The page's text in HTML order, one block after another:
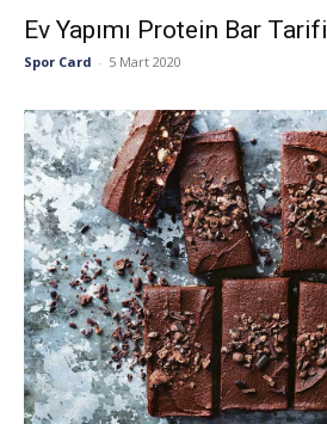
Ev Yapımı Protein Bar Tarifi
Spor Card - 5 Mart 2020